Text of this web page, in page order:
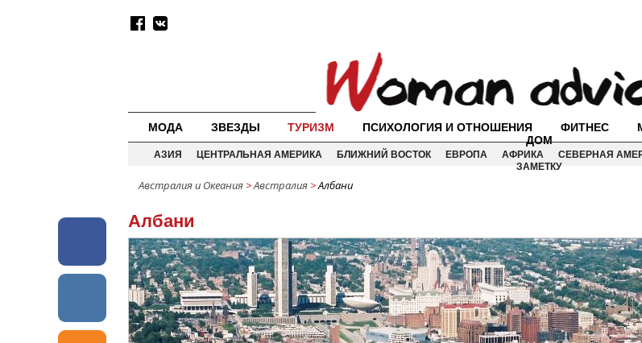
МОДА ЗВЕЗДЫ ТУРИЗМ ПСИХОЛОГИЯ И ОТНОШЕНИЯ ФИТНЕС
ДОМ
АЗИЯ ЦЕНТРАЛЬНАЯ АМЕРИКА БЛИЖНИЙ ВОСТОК ЕВРОПА АФРИКА СЕВЕРНАЯ
ЗАМЕТКУ
Австралия и Океания >Австралия >Албани
Албани